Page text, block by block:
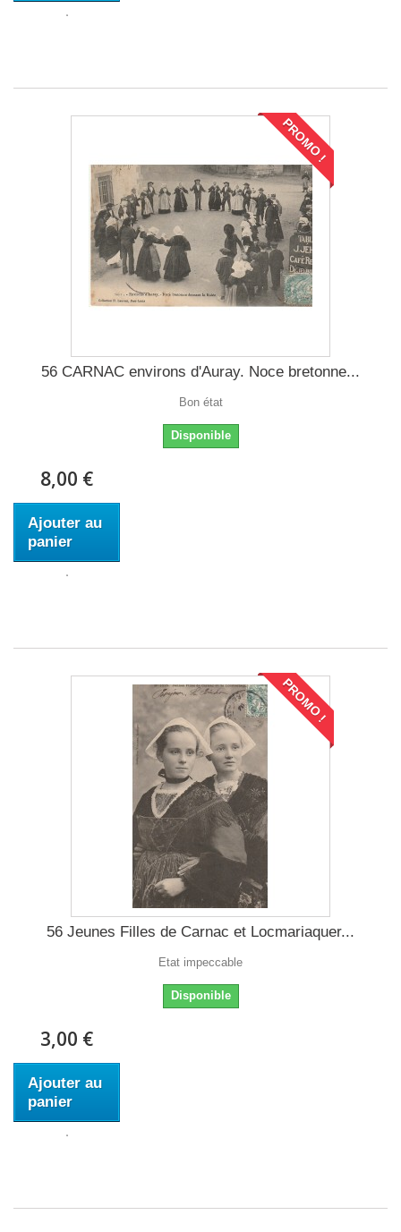
PROMO !
56 CARNAC environs d'Auray. Noce bretonne...
Bon état
Disponible
8,00 €
Ajouter au
panier
PROMO !
56 Jeunes Filles de Carnac et Locmariaquer...
Etat impeccable
Disponible
3,00 €
Ajouter au
panier